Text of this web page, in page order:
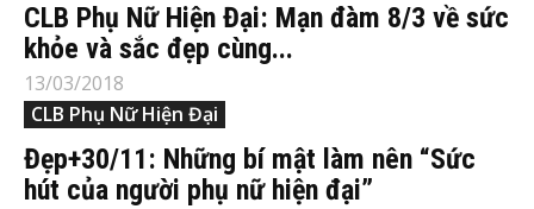
CLB Phụ Nữ Hiện Đại: Mạn đàm 8/3 về sức
khỏe và sắc đẹp cùng...
13/03/2018
CLB Phụ Nữ Hiện Đại
Đẹp+30/11: Những bí mật làm nên “Sức
hút của người phụ nữ hiện đại”